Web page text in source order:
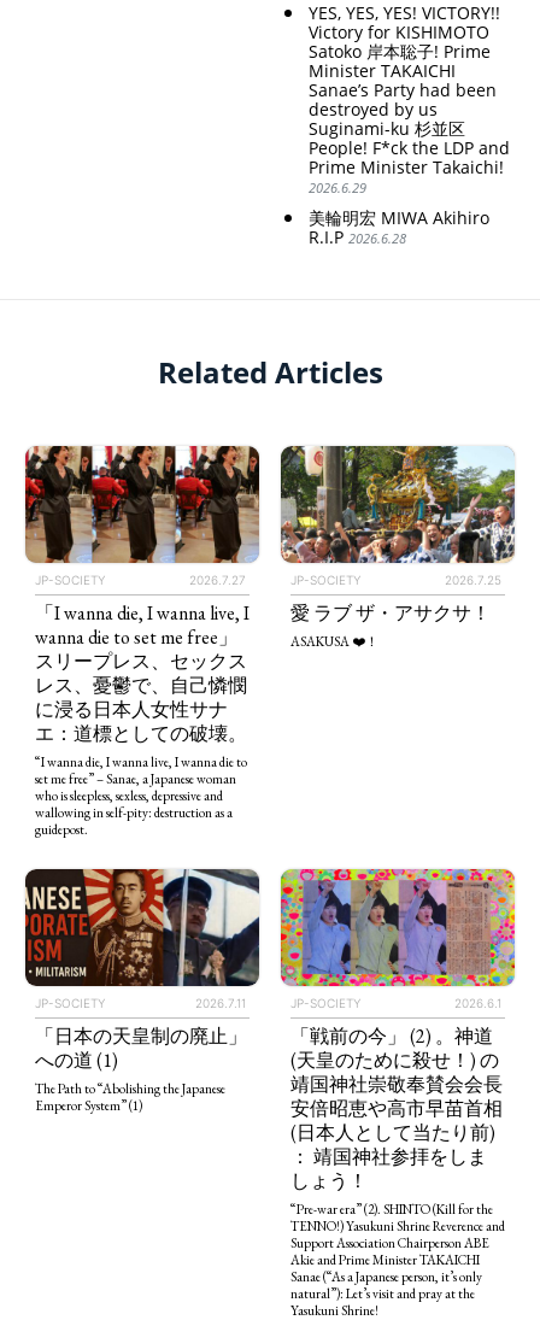
YES, YES, YES! VICTORY!!
Victory for KISHIMOTO
Satoko 岸本聡子! Prime
Minister TAKAICHI
Sanae’s Party had been
destroyed by us
Suginami-ku 杉並区
People! F*ck the LDP and
Prime Minister Takaichi!
2026.6.29
美輪明宏 MIWA Akihiro
R.I.P 2026.6.28
Related Articles
JP-SOCIETY 2026.7.27
「I wanna die, I wanna live, I
wanna die to set me free」
スリープレス、セックス
レス、憂鬱で、自己憐憫
に浸る日本人女性サナ
エ：道標としての破壊。
“I wanna die, I wanna live, I wanna die to
set me free” – Sanae, a Japanese woman
who is sleepless, sexless, depressive and
wallowing in self-pity: destruction as a
guidepost.
JP-SOCIETY 2026.7.25
愛 ラブ ザ・アサクサ！
ASAKUSA ❤️！
JP-SOCIETY 2026.7.11
「日本の天皇制の廃止」
への道 (1)
The Path to “Abolishing the Japanese
Emperor System” (1)
JP-SOCIETY 2026.6.1
「戦前の今」 (2) 。神道
(天皇のために殺せ！) の
靖国神社崇敬奉賛会会長
安倍昭恵や高市早苗首相
(日本人として当たり前)
： 靖国神社参拝をしま
しょう！
“Pre-war era” (2). SHINTO (Kill for the
TENNO!) Yasukuni Shrine Reverence and
Support Association Chairperson ABE
Akie and Prime Minister TAKAICHI
Sanae (“As a Japanese person, it’s only
natural”): Let’s visit and pray at the
Yasukuni Shrine!